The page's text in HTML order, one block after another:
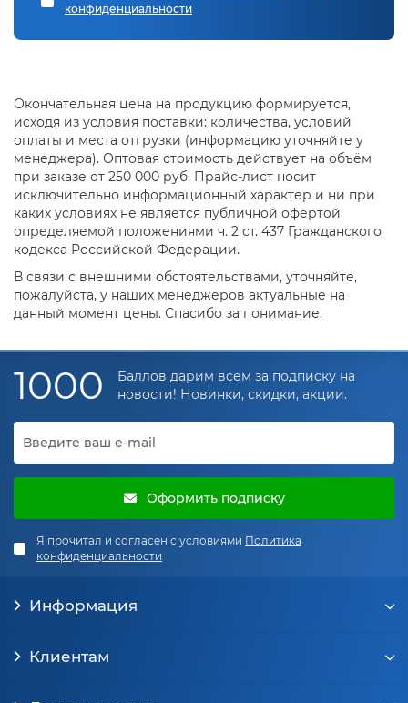
конфиденциальности
Окончательная цена на продукцию формируется,
исходя из условия поставки: количества, условий
оплаты и места отгрузки (информацию уточняйте у
менеджера). Оптовая стоимость действует на объём
при заказе от 250 000 руб. Прайс-лист носит
исключительно информационный характер и ни при
каких условиях не является публичной офертой,
определяемой положениями ч. 2 ст. 437 Гражданского
кодекса Российской Федерации.
В связи с внешними обстоятельствами, уточняйте,
пожалуйста, у наших менеджеров актуальные на
данный момент цены. Спасибо за понимание.
1000
Баллов дарим всем за подписку на
новости! Новинки, скидки, акции.
Оформить подписку
Я прочитал и согласен с условиями Политика
конфиденциальности
Информация
Клиентам